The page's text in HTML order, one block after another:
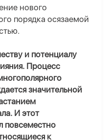
нового
порядка осязаемой
и потенциалу
Процесс
значительной
И этот
повсеместно
к